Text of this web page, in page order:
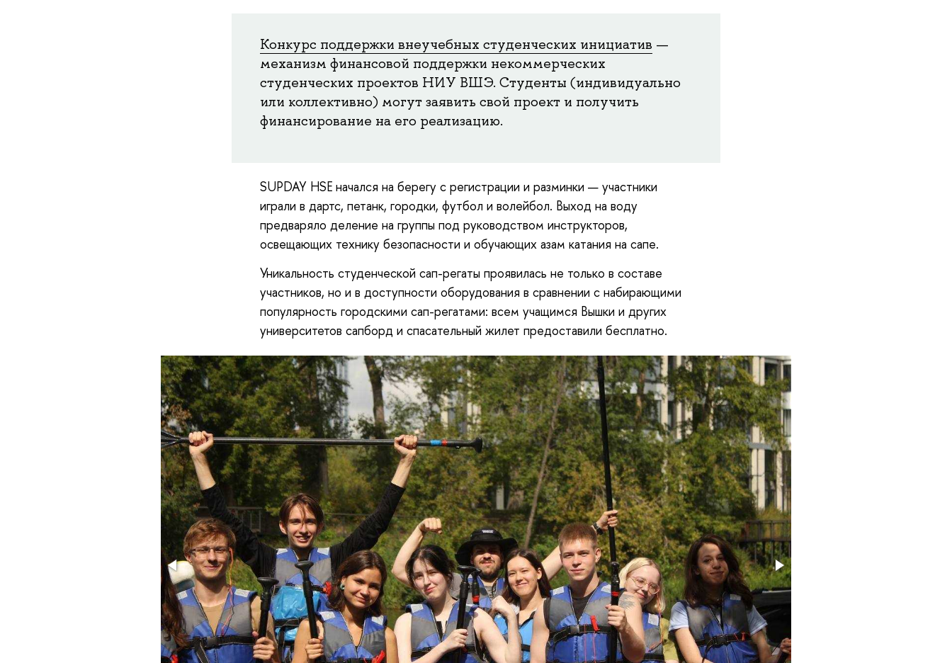
Конкурс поддержки внеучебных студенческих инициатив —
механизм финансовой поддержки некоммерческих
студенческих проектов НИУ ВШЭ. Студенты (индивидуально
или коллективно) могут заявить свой проект и получить
финансирование на его реализацию.
SUPDAY HSE начался на берегу с регистрации и разминки — участники
играли в дартс, петанк, городки, футбол и волейбол. Выход на воду
предваряло деление на группы под руководством инструкторов,
освещающих технику безопасности и обучающих азам катания на сапе.
Уникальность студенческой сап-регаты проявилась не только в составе
участников, но и в доступности оборудования в сравнении с набирающими
популярность городскими сап-регатами: всем учащимся Вышки и других
университетов сапборд и спасательный жилет предоставили бесплатно.